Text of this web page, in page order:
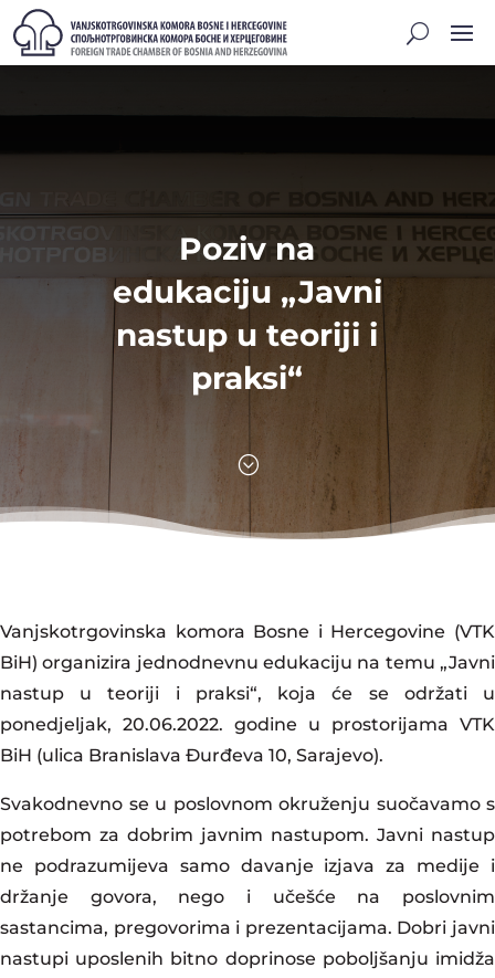
Poziv na
edukaciju „Javni
nastup u teoriji i
praksi“
;
Vanjskotrgovinska komora Bosne i Hercegovine (VTK
BiH) organizira jednodnevnu edukaciju na temu „Javni
nastup u teoriji i praksi“, koja će se održati u
ponedjeljak, 20.06.2022. godine u prostorijama VTK
BiH (ulica Branislava Đurđeva 10, Sarajevo).
Svakodnevno se u poslovnom okruženju suočavamo s
potrebom za dobrim javnim nastupom. Javni nastup
ne podrazumijeva samo davanje izjava za medije i
držanje govora, nego i učešće na poslovnim
sastancima, pregovorima i prezentacijama. Dobri javni
nastupi uposlenih bitno doprinose poboljšanju imidža